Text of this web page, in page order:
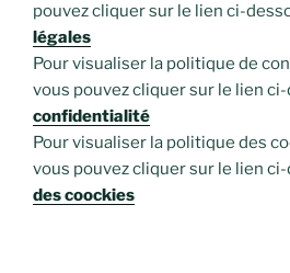
pouvez cliquer sur le lien ci-
légales
Pour visualiser la politique de
vous pouvez cliquer sur le lien
confidentialité
Pour visualiser la politique des
vous pouvez cliquer sur le lien
des coockies